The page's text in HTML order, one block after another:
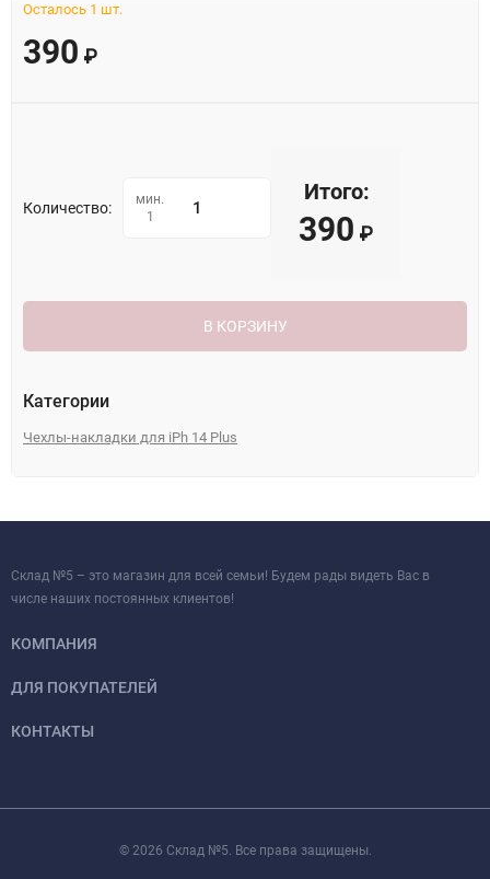
Осталось 1 шт.
390 ₽
Количество:
мин.
1
Итого:
390 ₽
В КОРЗИНУ
Категории
Чехлы-накладки для iPh 14 Plus
Склад №5 – это магазин для всей семьи! Будем рады видеть Вас в
числе наших постоянных клиентов!
КОМПАНИЯ
ДЛЯ ПОКУПАТЕЛЕЙ
КОНТАКТЫ
© 2026 Склад №5. Все права защищены.